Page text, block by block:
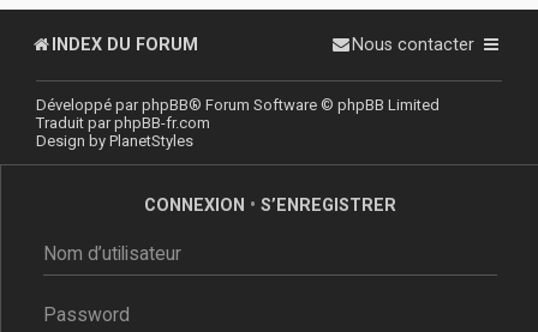
INDEX DU FORUM Nous contacter
Développé parphpBB® Forum Software © phpBB Limited
Traduit parphpBB-fr.com
Design by PlanetStyles
CONNEXION • S’ENREGISTRER